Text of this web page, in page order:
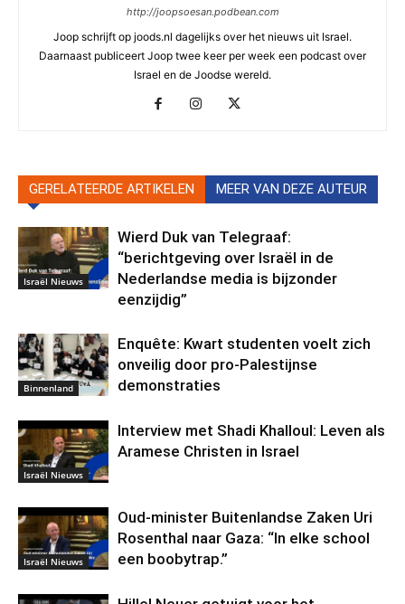
http://joopsoesan.podbean.com
Joop schrijft op joods.nl dagelijks over het nieuws uit Israel.
Daarnaast publiceert Joop twee keer per week een podcast over
Israel en de Joodse wereld.
GERELATEERDE ARTIKELEN MEER VAN DEZE AUTEUR
Israël Nieuws
Wierd Duk van Telegraaf:
“berichtgeving over Israël in de
Nederlandse media is bijzonder
eenzijdig”
Binnenland
Enquête: Kwart studenten voelt zich
onveilig door pro-Palestijnse
demonstraties
Israël Nieuws
Interview met Shadi Khalloul: Leven als
Aramese Christen in Israel
Israël Nieuws
Oud-minister Buitenlandse Zaken Uri
Rosenthal naar Gaza: “In elke school
een boobytrap.”